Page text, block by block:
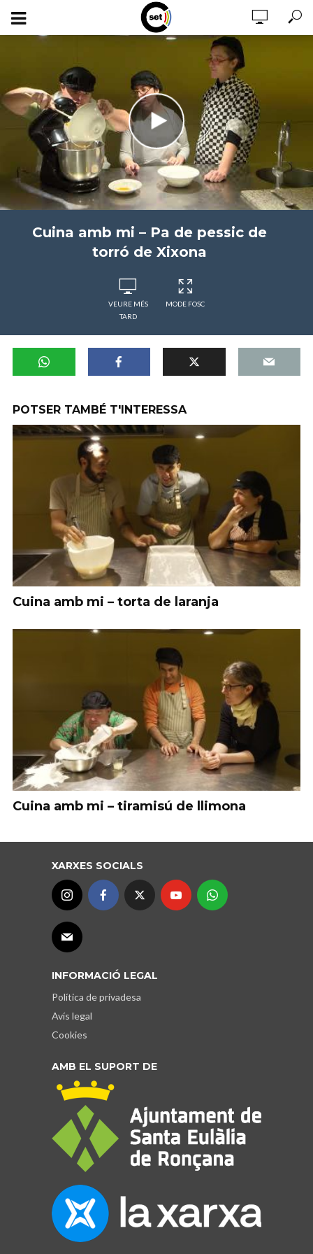
Cuina amb mi – Pa de pessic de
torró de Xixona
VEURE MÉS
TARD
MODE FOSC
POTSER TAMBÉ T'INTERESSA
Cuina amb mi – torta de laranja
Cuina amb mi – tiramisú de llimona
XARXES SOCIALS
INFORMACIÓ LEGAL
Política de privadesa
Avís legal
Cookies
AMB EL SUPORT DE